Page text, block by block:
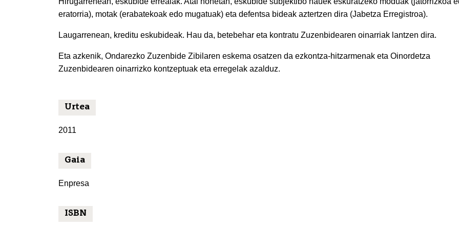
eratorria), motak (erabatekoak edo mugatuak) eta defentsa bideak aztertzen dira (Jabetza Erregistroa).
Laugarrenean, kreditu eskubideak. Hau da, betebehar eta kontratu Zuzenbidearen oinarriak lantzen dira.
Eta azkenik, Ondarezko Zuzenbide Zibilaren eskema osatzen da ezkontza-hitzarmenak eta Oinordetza
Zuzenbidearen oinarrizko kontzeptuak eta erregelak azalduz.
Urtea
2011
Gaia
Enpresa
ISBN